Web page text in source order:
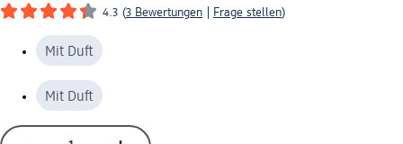
4.3 (3 Bewertungen Frage stellen)
Mit Duft
Mit Duft